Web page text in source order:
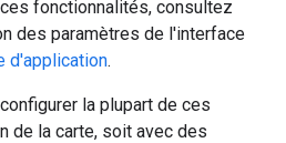
fonctionnalités, consultez
des paramètres de l'interface
d'application.
la plupart de ces
de la carte, soit avec des